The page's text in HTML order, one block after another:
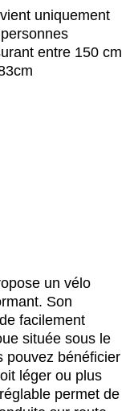
uniquement
entre 150 cm
un vélo
Son
facilement
située sous le
pouvez bénéficier
léger ou plus
permet de